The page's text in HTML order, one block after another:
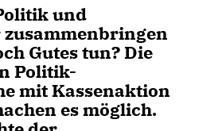
und
Gutes tun? Die
Politik-
mit Kassenaktion
es möglich.